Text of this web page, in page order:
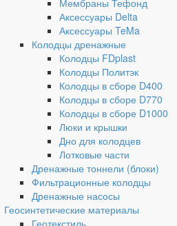
Мембраны Тефонд
Аксессуары Delta
Аксессуары TeMa
Колодцы дренажные
Колодцы FDplast
Колодцы Политэк
Колодцы в сборе D400
Колодцы в сборе D770
Колодцы в сборе D1000
Люки и крышки
Дно для колодцев
Лотковые части
Дренажные тоннели (блоки)
Фильтрационные колодцы
Дренажные насосы
Геосинтетические материалы